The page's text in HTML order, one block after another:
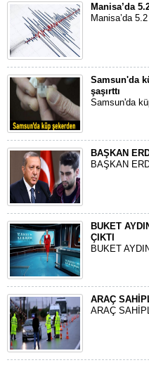
Manisa’da
Manisa’da
Samsun'da
şaşırttı
Samsun'da
BAŞKAN
BAŞKAN
BUKET
ÇIKTI
BUKET
ARAÇ
ARAÇ